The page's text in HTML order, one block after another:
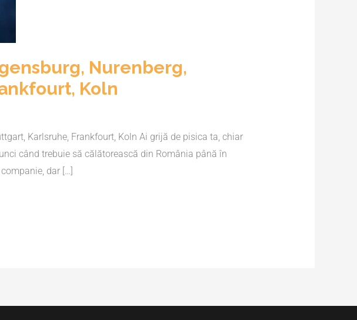
Nurenberg,
Koln
Karlsruhe, Frankfourt, Koln Ai grijă de pisica ta, chiar
când trebuie să călătorească din România până în
dar […]